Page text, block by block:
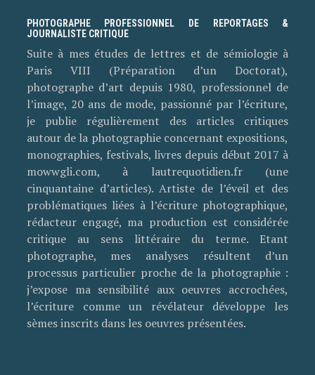
PHOTOGRAPHE PROFESSIONNEL DE REPORTAGES &
JOURNALISTE CRITIQUE
Suite à mes études de lettres et de sémiologie à
Paris VIII (Préparation d’un Doctorat),
photographe d’art depuis 1980, professionnel de
l’image, 20 ans de mode, passionné par l’écriture,
je publie régulièrement des articles critiques
autour de la photographie concernant expositions,
monographies, festivals, livres depuis début 2017 à
mowwgli.com, à lautrequotidien.fr (une
cinquantaine d’articles). Artiste de l’éveil et des
problématiques liées à l’écriture photographique,
rédacteur engagé, ma production est considérée
critique au sens littéraire du terme. Etant
photographe, mes analyses résultent d’un
processus particulier proche de la photographie :
j’expose ma sensibilité aux oeuvres accrochées,
l’écriture comme un révélateur développe les
sèmes inscrits dans les oeuvres présentées.